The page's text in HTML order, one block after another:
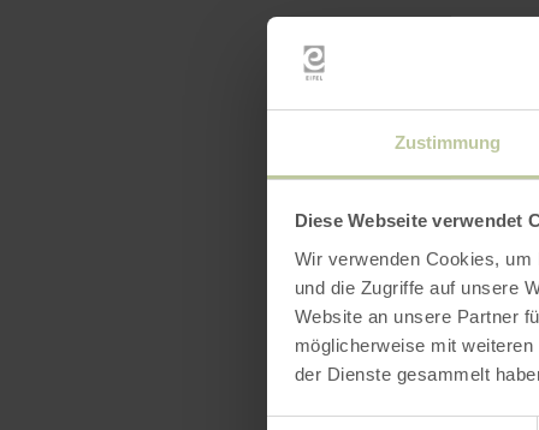
Zustimmung
Diese Webseite verwendet
Wir verwenden Cookies,
und die Zugriffe auf unsere
Website an unsere Partner
möglicherweise mit
der Dienste gesammelt